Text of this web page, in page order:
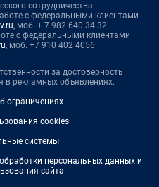
сотрудничества:
с федеральными клиентами
, моб. + 7 982 640 34 32
с федеральными клиентами
, моб. +7 910 402 4056
за достоверность
рекламных объявлениях.
ограничениях
cookies
системы
персональных данных и
сайта